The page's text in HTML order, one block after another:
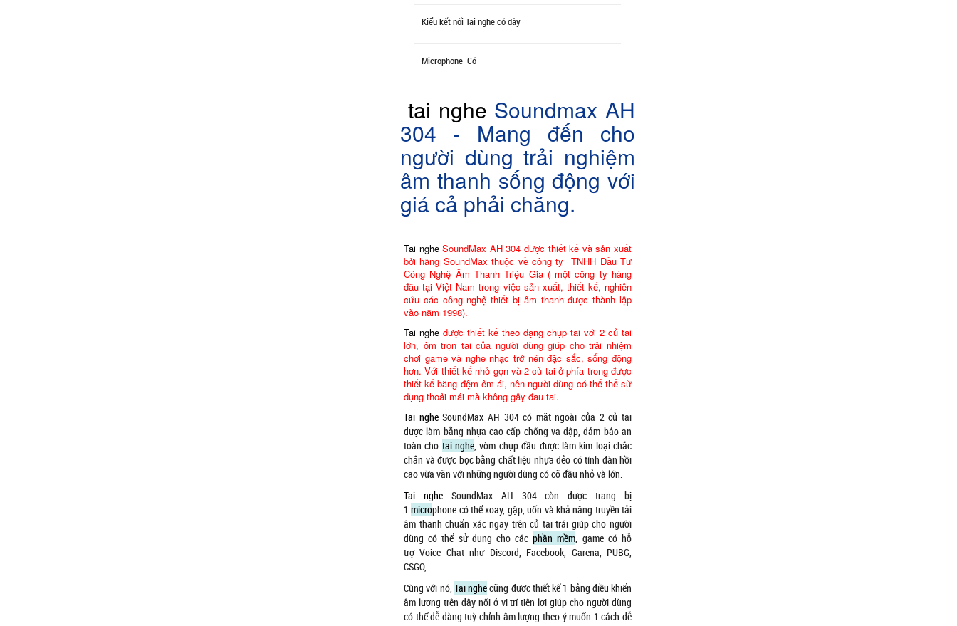
Kiểu kết nốiTai nghe có dây
Microphone Có
tai nghe Soundmax AH
304 - Mang đến cho
người dùng trải nghiệm
âm thanh sống động với
giá cả phải chăng.
Tai ngheSoundMax AH 304 được thiết kế và sản xuất
bởi hãng SoundMax thuộc về công ty TNHH Đầu Tư
Công Nghệ Âm Thanh Triệu Gia ( một công ty hàng
đầu tại Việt Nam trong việc sản xuất, thiết kế, nghiên
cứu các công nghệ thiết bị âm thanh được thành lập
vào năm 1998).
Tai nghe được thiết kế theo dạng chụp tai với 2 củ tai
lớn, ôm trọn tai của người dùng giúp cho trải nhiệm
chơi game và nghe nhạc trở nên đặc sắc, sống động
hơn. Với thiết kế nhỏ gọn và 2 củ tai ở phía trong được
thiết kế bằng đệm êm ái, nên người dùng có thể thể sử
dụng thoải mái mà không gây đau tai.
Tai ngheSoundMax AH 304có mặt ngoài của 2 củ tai
được làm bằng nhựa cao cấp chống va đập, đảm bảo an
toàn cho tai nghe, vòm chụp đầu được làm kim loại chắc
chắn và được bọc bằng chất liệu nhựa dẻo có tính đàn hồi
cao vừa vặn với những người dùng có cỡ đầu nhỏ và lớn.
Tai ngheSoundMax AH 304còn được trang bị
1microphone có thể xoay, gập, uốn và khả năng truyền tải
âm thanh chuẩn xác ngay trên củ tai trái giúp cho người
dùng có thể sử dụng cho cácphần mềm, game có hỗ
trợVoice Chatnhư Discord, Facebook, Garena, PUBG,
CSGO,....
Cùng với nó, Tai nghecũng được thiết kế 1 bảng điều khiển
âm lượng trên dây nối ở vị trí tiện lợi giúp cho người dùng
có thể dễ dàng tuỳ chỉnh âm lượng theo ý muốn 1 cách dễ